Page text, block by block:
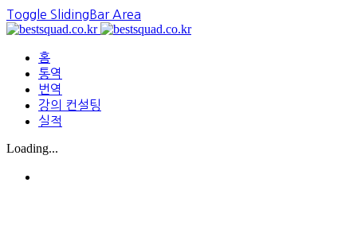
Toggle SlidingBar Area
홈
통역
번역
강의 컨설팅
실적
Loading...